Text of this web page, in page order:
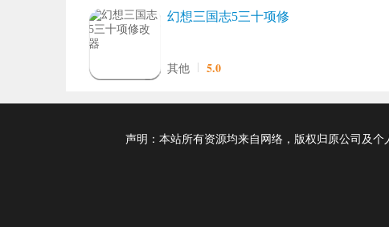
幻想三国志5三十项修
其他 5.0
声明：本站所有资源均来自网络，版权归原公司及个